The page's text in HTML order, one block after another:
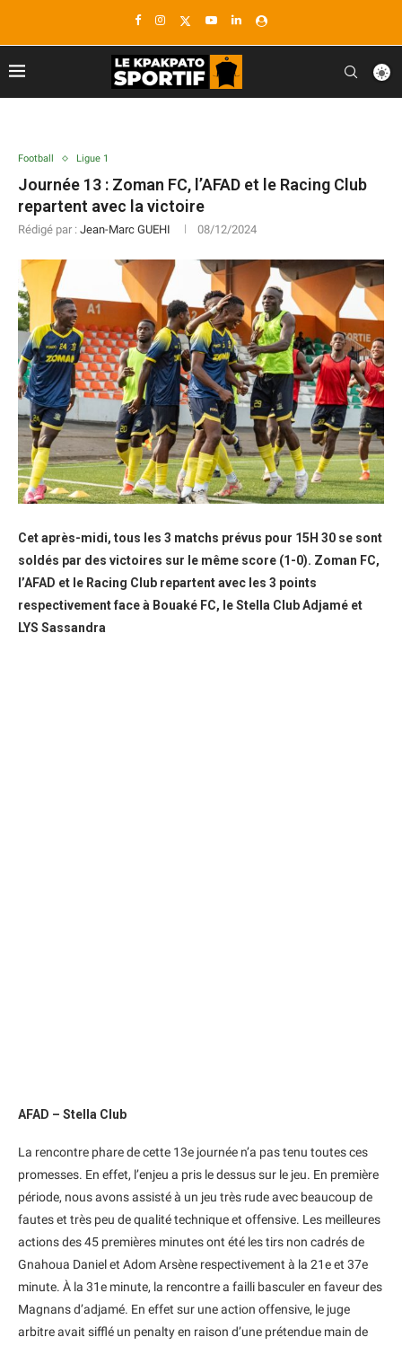
Football Ligue 1
Journée 13 : Zoman FC, l’AFAD et le Racing Club
repartent avec la victoire
Rédigé par : Jean-Marc GUEHI 08/12/2024
Cet après-midi, tous les 3 matchs prévus pour 15H 30 se sont
soldés par des victoires sur le même score (1-0). Zoman FC,
l’AFAD et le Racing Club repartent avec les 3 points
respectivement face à Bouaké FC, le Stella Club Adjamé et
LYS Sassandra
AFAD – Stella Club
La rencontre phare de cette 13e journée n’a pas tenu toutes ces
promesses. En effet, l’enjeu a pris le dessus sur le jeu. En première
période, nous avons assisté à un jeu très rude avec beaucoup de
fautes et très peu de qualité technique et offensive. Les meilleures
actions des 45 premières minutes ont été les tirs non cadrés de
Gnahoua Daniel et Adom Arsène respectivement à la 21e et 37e
minute. À la 31e minute, la rencontre a failli basculer en faveur des
Magnans d’adjamé. En effet sur une action offensive, le juge
arbitre avait sifflé un penalty en raison d’une prétendue main de